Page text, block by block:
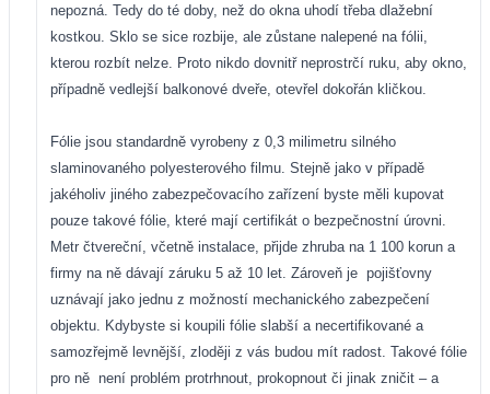
nepozná. Tedy do té doby, než do okna uhodí třeba dlažební
kostkou. Sklo se sice rozbije, ale zůstane nalepené na fólii,
kterou rozbít nelze. Proto nikdo dovnitř neprostrčí ruku, aby okno,
případně vedlejší balkonové dveře, otevřel dokořán kličkou.
Fólie jsou standardně vyrobeny z 0,3 milimetru silného
slaminovaného polyesterového filmu. Stejně jako v případě
jakéholiv jiného zabezpečovacího zařízení byste měli kupovat
pouze takové fólie, které mají certifikát o bezpečnostní úrovni.
Metr čtvereční, včetně instalace, přijde zhruba na 1 100 korun a
firmy na ně dávají záruku 5 až 10 let. Zároveň je pojišťovny
uznávají jako jednu z možností mechanického zabezpečení
objektu. Kdybyste si koupili fólie slabší a necertifikované a
samozřejmě levnější, zloději z vás budou mít radost. Takové fólie
pro ně není problém protrhnout, prokopnout či jinak zničit – a